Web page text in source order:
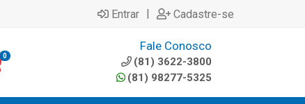
Entrar | Cadastre-se
0
Fale Conosco
(81) 3622-3800
(81) 98277-5325